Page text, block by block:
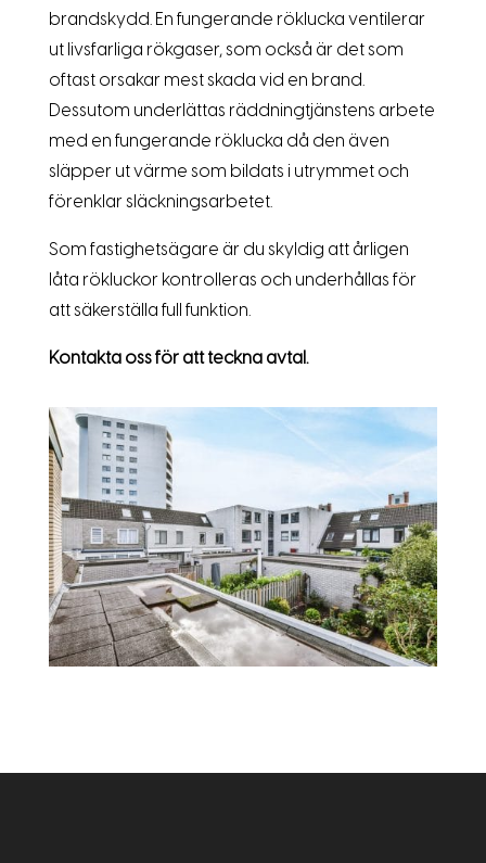
brandskydd. En fungerande röklucka ventilerar
ut livsfarliga rökgaser, som också är det som
oftast orsakar mest skada vid en brand.
Dessutom underlättas räddningtjänstens arbete
med en fungerande röklucka då den även
släpper ut värme som bildats i utrymmet och
förenklar släckningsarbetet.
Som fastighetsägare är du skyldig att årligen
låta rökluckor kontrolleras och underhållas för
att säkerställa full funktion.
Kontakta oss för att teckna avtal.